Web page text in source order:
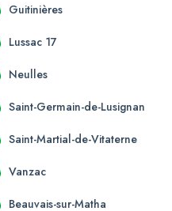
Guitinières
Lussac 17
Neulles
Saint-Germain-de-Lusignan
Saint-Martial-de-Vitaterne
Vanzac
Beauvais-sur-Matha